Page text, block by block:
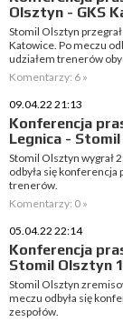
Olsztyn - GKS
Stomil Olsztyn
Katowice. Po meczu
udziałem trenerów
Komentarzy: 6 »
09.04.22 21:13
Konferencja
Legnica -
Stomil Olsztyn wygrał
odbyła się konferencja
trenerów.
Komentarzy: 0 »
05.04.22 22:14
Konferencja
Stomil Olsztyn
Stomil Olsztyn
meczu odbyła się
zespołów.